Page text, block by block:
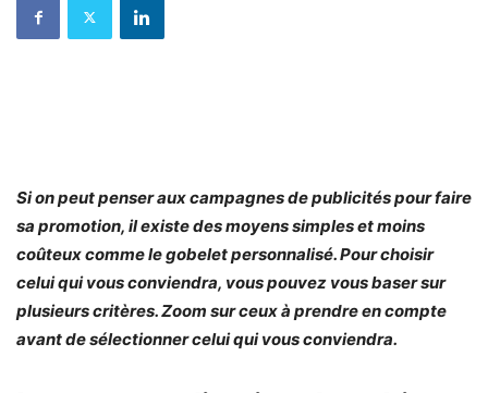
Si on peut penser aux campagnes de publicités pour faire
sa promotion, il existe des moyens simples et moins
coûteux comme le gobelet personnalisé. Pour choisir
celui qui vous conviendra, vous pouvez vous baser sur
plusieurs critères. Zoom sur ceux à prendre en compte
avant de sélectionner celui qui vous conviendra.